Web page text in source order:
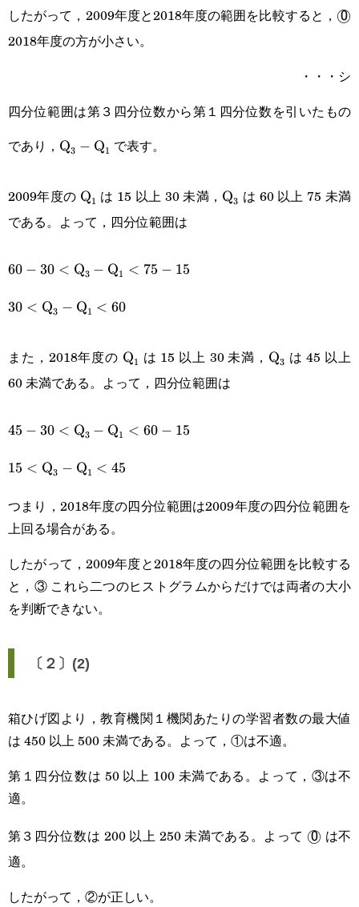
したがって，2009年度と2018年度の範囲を比較すると， 0
◯
2018年度の方が小さい。
・・・シ
四分位範囲は第３四分位数から第１四分位数を引いたもの
であり， \text{Q}_3-
Q3 − Q1 で表す。
2009年度の \text{Q}_1
Q1 は 15 以上 30 未満， \text{Q}_3
Q3 は 60 以上 75 未満
である。よって，四分位範囲は
\text{Q}_1<75-
60 − 30 < Q3 − Q1 < 75 − 15
30<\text{Q}_3-
30 < Q3 − Q1 < 60
また，2018年度の \text{Q}_1
Q1 は 15 以上 30 未満， \text{Q}_3
Q3 は 45 以上
60 未満である。よって，四分位範囲は
45-
\text{Q}_1<60-
15
45 − 30 < Q3 − Q1 < 60 − 15
15<\text{Q}_3-
15 < Q3 − Q1 < 45
つまり，2018年度の四分位範囲は2009年度の四分位範囲を
上回る場合がある。
したがって，2009年度と2018年度の四分位範囲を比較する
と，③ これら二つのヒストグラムからだけでは両者の大小
を判断できない。
〔２〕(2)
箱ひげ図より，教育機関１機関あたりの学習者数の最大値
は 450 以上 500 未満である。よって，①は不適。
第１四分位数は 50 以上 100 未満である。よって，③は不
適。
第３四分位数は 200 以上 250 未満である。よって 0
◯ は不
適。
したがって，②が正しい。